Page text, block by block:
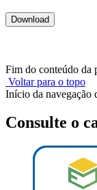
Fim do conteúdo da
Voltar para o topo
Início da navegação
Consulte o